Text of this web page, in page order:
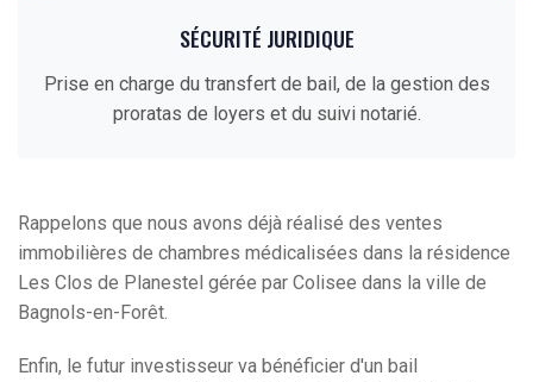
SÉCURITÉ JURIDIQUE
Prise en charge du transfert de bail, de la gestion des
proratas de loyers et du suivi notarié.
Rappelons que nous avons déjà réalisé des ventes
immobilières de chambres médicalisées dans la résidence
Les Clos de Planestel gérée par Colisee dans la ville de
Bagnols-en-Forêt.
Enfin, le futur investisseur va bénéficier d'un bail